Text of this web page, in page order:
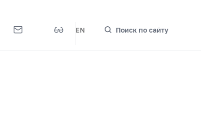
EN Поиск по сайту